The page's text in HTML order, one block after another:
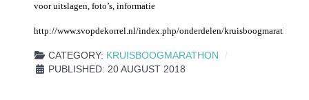
voor uitslagen, foto’s, informatie
http://www.svopdekorrel.nl/index.php/onderdelen/kruisboogmarathon
CATEGORY: KRUISBOOGMARATHON
PUBLISHED: 20 AUGUST 2018